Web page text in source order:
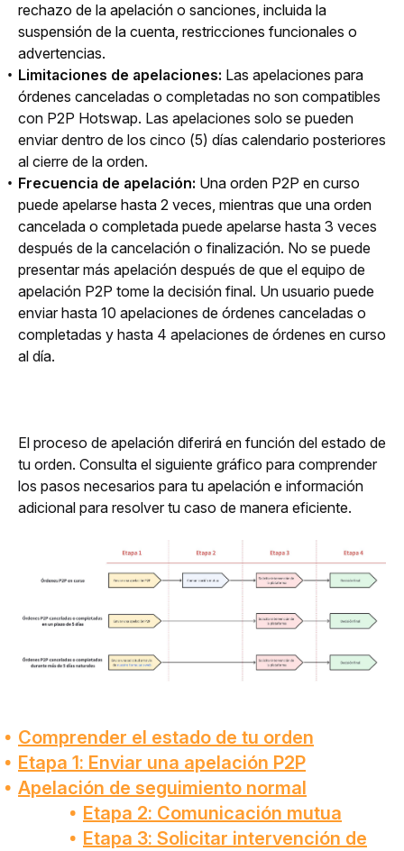
rechazo de la apelación o sanciones, incluida la
suspensión de la cuenta, restricciones funcionales o
advertencias.
Limitaciones de apelaciones: Las apelaciones para
órdenes canceladas o completadas no son compatibles
con P2P Hotswap. Las apelaciones solo se pueden
enviar dentro de los cinco (5) días calendario posteriores
al cierre de la orden.
Frecuencia de apelación: Una orden P2P en curso
puede apelarse hasta 2 veces, mientras que una orden
cancelada o completada puede apelarse hasta 3 veces
después de la cancelación o finalización. No se puede
presentar más apelación después de que el equipo de
apelación P2P tome la decisión final. Un usuario puede
enviar hasta 10 apelaciones de órdenes canceladas o
completadas y hasta 4 apelaciones de órdenes en curso
al día.
El proceso de apelación diferirá en función del estado de
tu orden. Consulta el siguiente gráfico para comprender
los pasos necesarios para tu apelación e información
adicional para resolver tu caso de manera eficiente.
Comprender el estado de tu orden
Etapa 1: Enviar una apelación P2P
Apelación de seguimiento normal
Etapa 2: Comunicación mutua
Etapa 3: Solicitar intervención de